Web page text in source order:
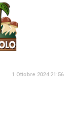
1 Ottobre 2024 21:56